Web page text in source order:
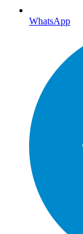
WhatsApp